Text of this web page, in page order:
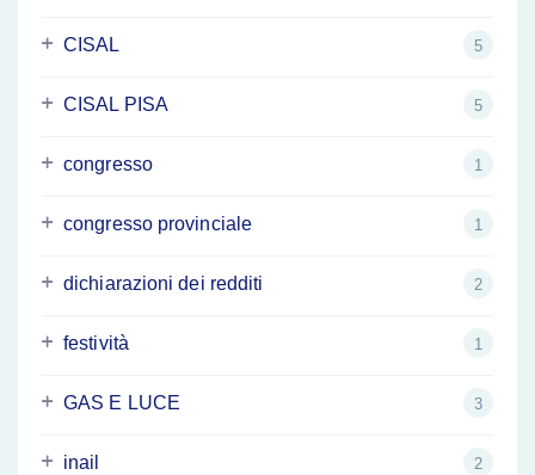
CISAL 5
CISAL PISA 5
congresso 1
congresso provinciale 1
dichiarazioni dei redditi 2
festività 1
GAS E LUCE 3
inail 2